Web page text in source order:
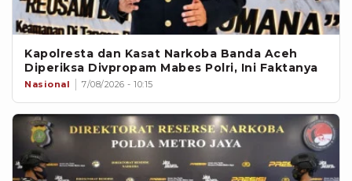
Kapolresta dan Kasat Narkoba Banda Aceh
Diperiksa Divpropam Mabes Polri, Ini Faktanya
Nasional 7/08/2026 - 10:15